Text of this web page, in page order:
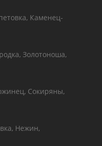
Каменец-
Золотоноша,
Сокиряны,
Нежин,